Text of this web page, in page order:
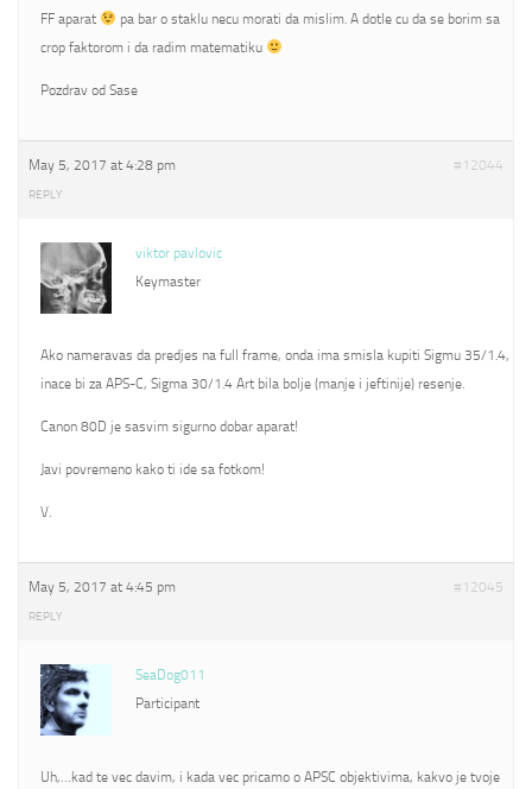
FF aparat
pa bar o staklu necu morati da mislim. A dotle cu da se borim sa
crop faktorom i da radim matematiku
Pozdrav od Sase
May 5, 2017 at 4:28 pm #12044
REPLY
viktor pavlovic
Keymaster
Ako nameravas da predjes na full frame, onda ima smisla kupiti Sigmu 35/1.4,
inace bi za APS-C, Sigma 30/1.4 Art bila bolje (manje i jeftinije) resenje.
Canon 80D je sasvim sigurno dobar aparat!
Javi povremeno kako ti ide sa fotkom!
V.
May 5, 2017 at 4:45 pm #12045
REPLY
SeaDog011
Participant
Uh,…kad te vec davim, i kada vec pricamo o APSC objektivima, kakvo je tvoje